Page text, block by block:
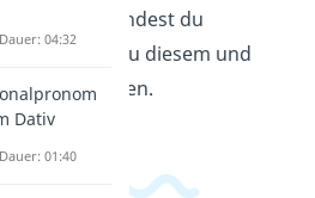
findest du
Videos zu diesem und
Themen.
04:32
Dativ
01:40